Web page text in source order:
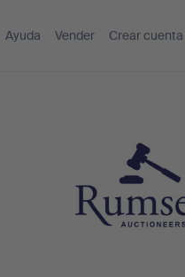
Ayuda Vender Crear cuenta